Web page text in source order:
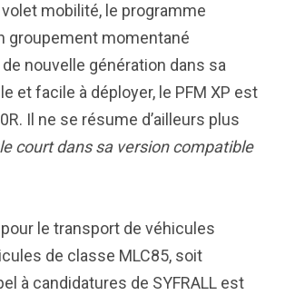
mobilité, le programme
groupement momentané
nouvelle génération dans sa
et facile à déployer, le PFM XP est
Il ne se résume d’ailleurs plus
court dans sa version compatible
le transport de véhicules
de classe MLC85, soit
à candidatures de SYFRALL est